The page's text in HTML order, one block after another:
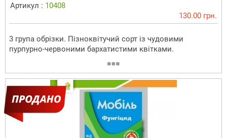
Артикул : 10408
130.00 грн.
3 група обрізки. Пізноквітучий сорт із чудовими
пурпурно-червоними бархатистими квітками.